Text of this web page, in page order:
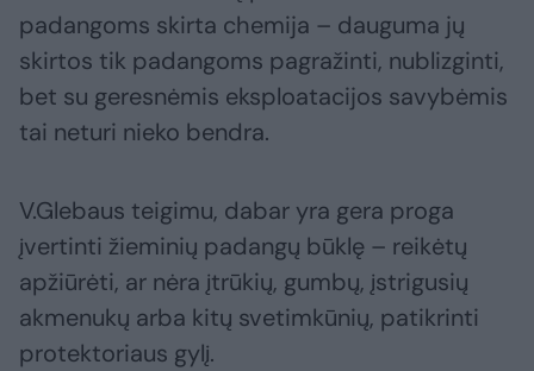
padangoms skirta chemija – dauguma jų
skirtos tik padangoms pagražinti, nublizginti,
bet su geresnėmis eksploatacijos savybėmis
tai neturi nieko bendra.
V.Glebaus teigimu, dabar yra gera proga
įvertinti žieminių padangų būklę – reikėtų
apžiūrėti, ar nėra įtrūkių, gumbų, įstrigusių
akmenukų arba kitų svetimkūnių, patikrinti
protektoriaus gylį.